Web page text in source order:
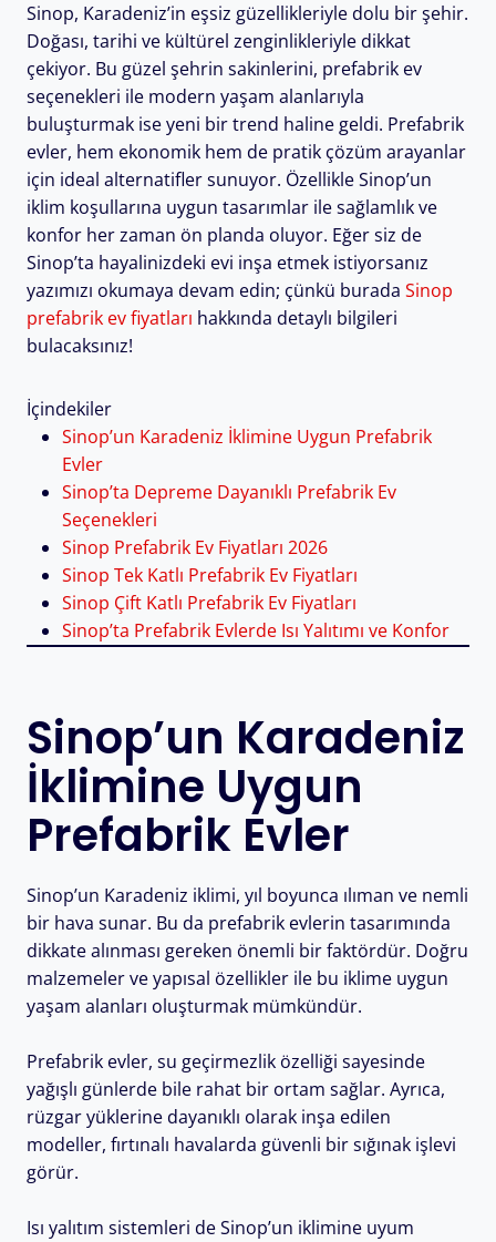
Sinop, Karadeniz’in eşsiz güzellikleriyle dolu bir şehir.
Doğası, tarihi ve kültürel zenginlikleriyle dikkat
çekiyor. Bu güzel şehrin sakinlerini, prefabrik ev
seçenekleri ile modern yaşam alanlarıyla
buluşturmak ise yeni bir trend haline geldi. Prefabrik
evler, hem ekonomik hem de pratik çözüm arayanlar
için ideal alternatifler sunuyor. Özellikle Sinop’un
iklim koşullarına uygun tasarımlar ile sağlamlık ve
konfor her zaman ön planda oluyor. Eğer siz de
Sinop’ta hayalinizdeki evi inşa etmek istiyorsanız
yazımızı okumaya devam edin; çünkü burada Sinop
prefabrik ev fiyatları hakkında detaylı bilgileri
bulacaksınız!
İçindekiler
Sinop’un Karadeniz İklimine Uygun Prefabrik
Evler
Sinop’ta Depreme Dayanıklı Prefabrik Ev
Seçenekleri
Sinop Prefabrik Ev Fiyatları 2026
Sinop Tek Katlı Prefabrik Ev Fiyatları
Sinop Çift Katlı Prefabrik Ev Fiyatları
Sinop’ta Prefabrik Evlerde Isı Yalıtımı ve Konfor
Sinop’un Karadeniz
İklimine Uygun
Prefabrik Evler
Sinop’un Karadeniz iklimi, yıl boyunca ılıman ve nemli
bir hava sunar. Bu da prefabrik evlerin tasarımında
dikkate alınması gereken önemli bir faktördür. Doğru
malzemeler ve yapısal özellikler ile bu iklime uygun
yaşam alanları oluşturmak mümkündür.
Prefabrik evler, su geçirmezlik özelliği sayesinde
yağışlı günlerde bile rahat bir ortam sağlar. Ayrıca,
rüzgar yüklerine dayanıklı olarak inşa edilen
modeller, fırtınalı havalarda güvenli bir sığınak işlevi
görür.
Isı yalıtım sistemleri de Sinop’un iklimine uyum